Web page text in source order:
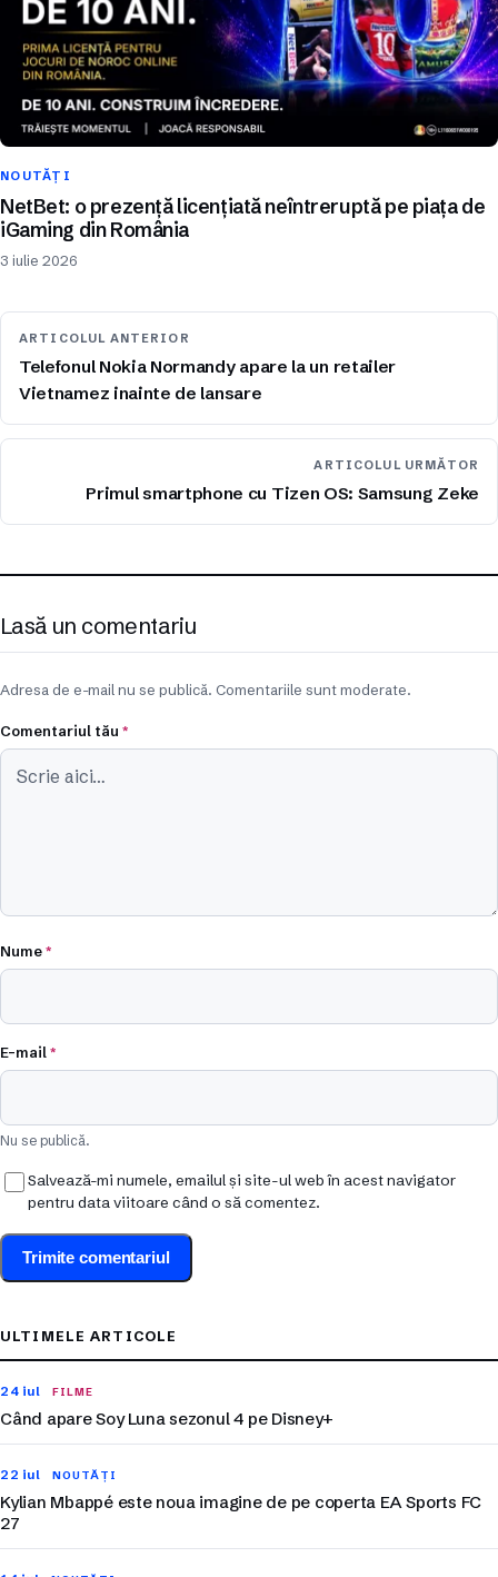
NOUTĂȚI
NetBet: o prezență licențiată neîntreruptă pe piața de
iGaming din România
3 iulie 2026
ARTICOLUL ANTERIOR
Telefonul Nokia Normandy apare la un retailer
Vietnamez inainte de lansare
ARTICOLUL URMĂTOR
Primul smartphone cu Tizen OS: Samsung Zeke
Lasă un comentariu
Adresa de e-mail nu se publică. Comentariile sunt moderate.
Comentariul tău *
Nume*
E-mail*
Nu se publică.
Salvează-mi numele, emailul și site-ul web în acest navigator
pentru data viitoare când o să comentez.
ULTIMELE ARTICOLE
24 iul FILME
Când apare Soy Luna sezonul 4 pe Disney+
22 iul NOUTĂȚI
Kylian Mbappé este noua imagine de pe coperta EA Sports FC
27